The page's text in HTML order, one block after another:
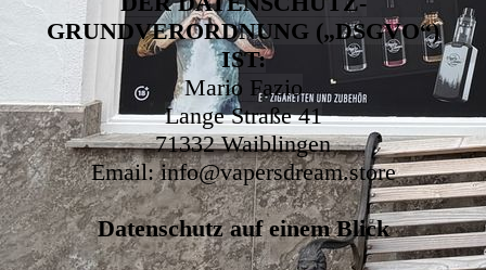
GRUNDVERORDNUNG („DSGVO“)
IST:
Mario Fazio
Lange Straße 41
71332 Waiblingen
Email: info@vapersdream.store
Datenschutz auf einem Blick